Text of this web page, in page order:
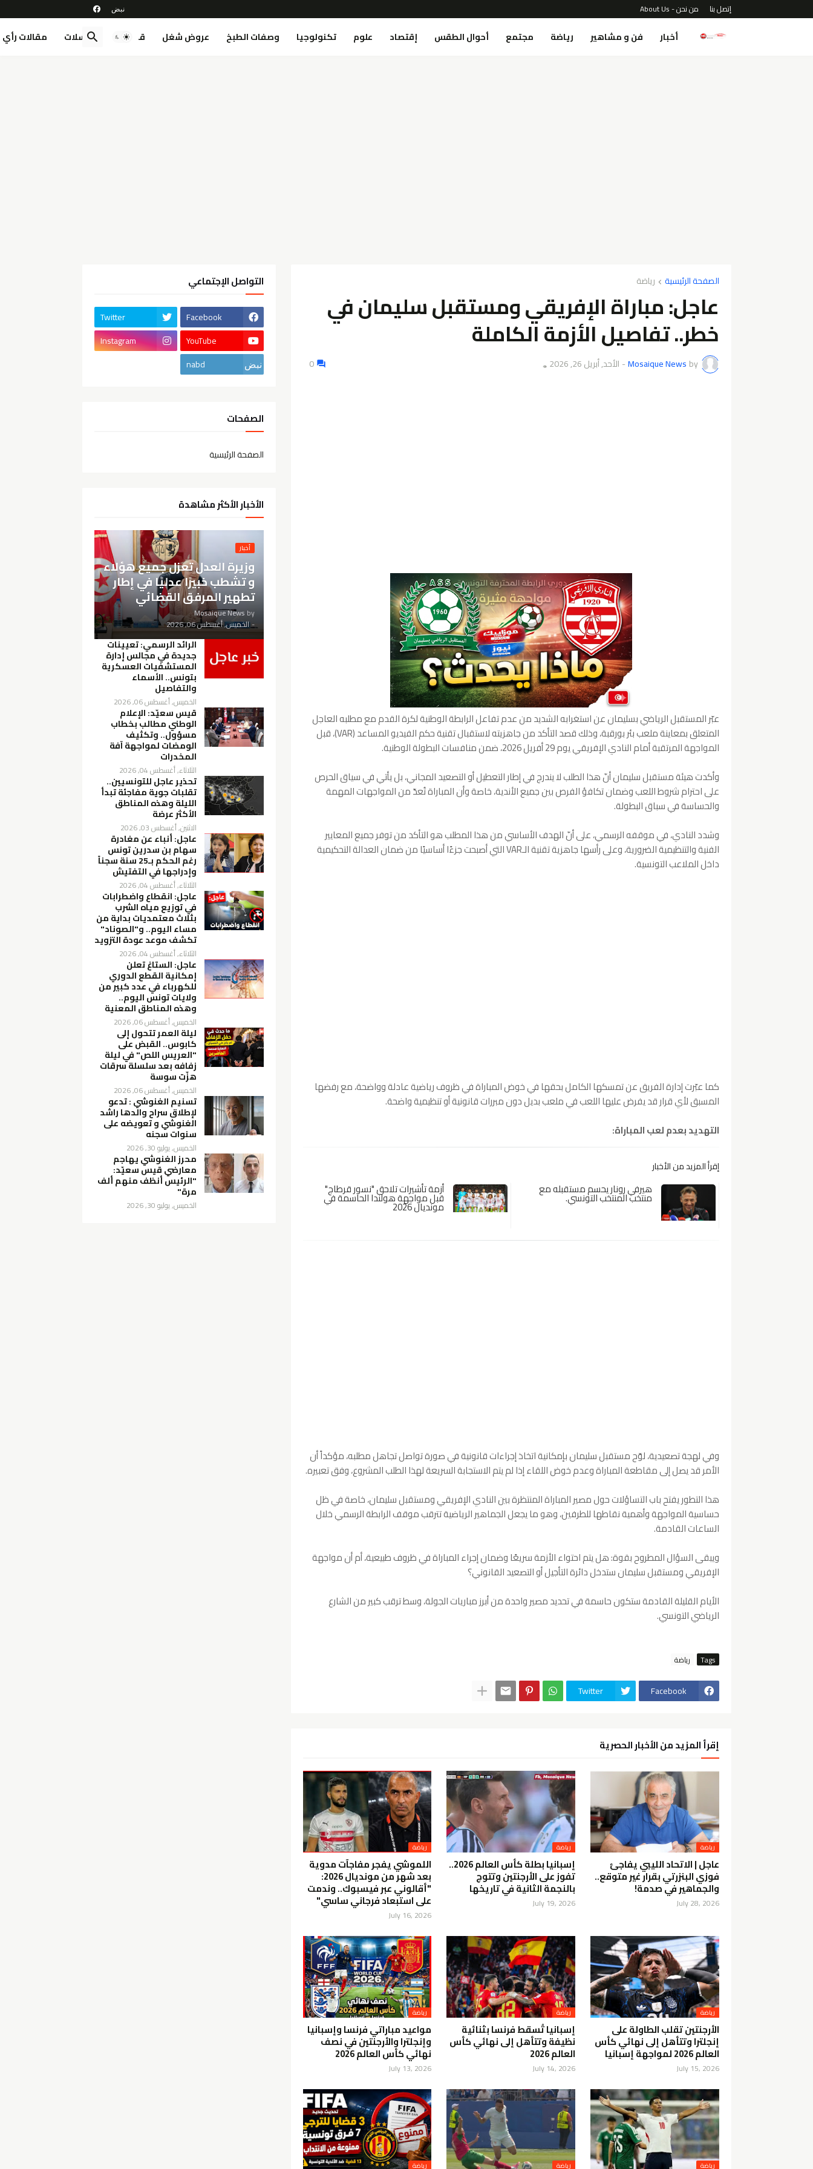
إتصل بنا من نحن - About Us
أخبار فن و مشاهير رياضة مجتمع أحوال الطقس إقتصاد علوم تكنولوجيا وصفات الطبخ عروض شغل قصص مسلسلات مقالات رأي
الصفحة الرئيسية رياضة
عاجل: مباراة الإفريقي ومستقبل سليمان في
خطر.. تفاصيل الأزمة الكاملة
by
Mosaique News
- الأحد, أبريل 26, 2026 👁️
0
عبّر المستقبل الرياضي بسليمان عن استغرابه الشديد من عدم تفاعل الرابطة الوطنية لكرة القدم مع مطلبه العاجل
المتعلق بمعاينة ملعب بئر بورقبة، وذلك قصد التأكد من جاهزيته لاستقبال تقنية حكم الفيديو المساعد (VAR)، قبل
المواجهة المرتقبة أمام النادي الإفريقي يوم 29 أفريل 2026، ضمن منافسات البطولة الوطنية.
وأكدت هيئة مستقبل سليمان أنّ هذا الطلب لا يندرج في إطار التعطيل أو التصعيد المجاني، بل يأتي في سياق الحرص
على احترام شروط اللعب وضمان تكافؤ الفرص بين جميع الأندية، خاصة وأن المباراة تُعدّ من المواجهات المهمة
والحساسة في سباق البطولة.
وشدد النادي، في موقفه الرسمي، على أنّ الهدف الأساسي من هذا المطلب هو التأكد من توفر جميع المعايير
الفنية والتنظيمية الضرورية، وعلى رأسها جاهزية تقنية الـVAR التي أصبحت جزءًا أساسيًا من ضمان العدالة التحكيمية
داخل الملاعب التونسية.
كما عبّرت إدارة الفريق عن تمسكها الكامل بحقها في خوض المباراة في ظروف رياضية عادلة وواضحة، مع رفضها
المسبق لأي قرار قد يفرض عليها اللعب في ملعب بديل دون مبررات قانونية أو تنظيمية واضحة.
التهديد بعدم لعب المباراة:
إقرأ المزيد من الأخبار
هيرفي رونار يحسم مستقبله مع
منتخب المنتخب التونسي.
أزمة تأشيرات تلاحق "نسور قرطاج"
قبل مواجهة هولندا الحاسمة في
مونديال 2026
وفي لهجة تصعيدية، لوّح مستقبل سليمان بإمكانية اتخاذ إجراءات قانونية في صورة تواصل تجاهل مطلبه، مؤكداً أن
الأمر قد يصل إلى مقاطعة المباراة وعدم خوض اللقاء إذا لم يتم الاستجابة السريعة لهذا الطلب المشروع، وفق تعبيره.
هذا التطور يفتح باب التساؤلات حول مصير المباراة المنتظرة بين النادي الإفريقي ومستقبل سليمان، خاصة في ظل
حساسية المواجهة وأهمية نقاطها للطرفين، وهو ما يجعل الجماهير الرياضية تترقب موقف الرابطة الرسمي خلال
الساعات القادمة.
ويبقى السؤال المطروح بقوة: هل يتم احتواء الأزمة سريعًا وضمان إجراء المباراة في ظروف طبيعية، أم أن مواجهة
الإفريقي ومستقبل سليمان ستدخل دائرة التأجيل أو التصعيد القانوني؟
الأيام القليلة القادمة ستكون حاسمة في تحديد مصير واحدة من أبرز مباريات الجولة، وسط ترقب كبير من الشارع
الرياضي التونسي.
Tags رياضة
Facebook
Twitter
إقرأ المزيد من الأخبار الحصرية
رياضة
عاجل | الاتحاد الليبي يفاجئ
فوزي البنزرتي بقرار غير متوقع..
والجماهير في صدمة!
July 28, 2026
رياضة
إسبانيا بطلة كأس العالم 2026..
تفوز على الأرجنتين وتتوج
بالنجمة الثانية في تاريخها
July 19, 2026
رياضة
اللموشي يفجر مفاجآت مدوية
بعد شهر من مونديال 2026:
"أقالوني عبر فيسبوك.. وندمت
على استبعاد فرجاني ساسي"
July 16, 2026
رياضة
الأرجنتين تقلب الطاولة على
إنجلترا وتتأهل إلى نهائي كأس
العالم 2026 لمواجهة إسبانيا
July 15, 2026
رياضة
إسبانيا تُسقط فرنسا بثنائية
نظيفة وتتأهل إلى نهائي كأس
العالم 2026
July 14, 2026
رياضة
مواعيد مباراتي فرنسا وإسبانيا
وإنجلترا والأرجنتين في نصف
نهائي كأس العالم 2026
July 13, 2026
رياضة رياضة رياضة
التواصل الإجتماعي
Facebook
Twitter
YouTube
Instagram
nabd
الصفحات
الصفحة الرئيسية
الأخبار الأكثر مشاهدة
أخبار
وزيرة العدل تعزل جميع هؤلاء
و تشطب خبيرًا عدليًا في إطار
تطهير المرفق القضائي
by
Mosaique News
-الخميس, أغسطس 06, 2026
الرائد الرسمي: تعيينات
جديدة في مجالس إدارة
المستشفيات العسكرية
بتونس.. الأسماء
والتفاصيل
الخميس, أغسطس 06, 2026
قيس سعيّد: الإعلام
الوطني مطالب بخطاب
مسؤول.. وتكثيف
الومضات لمواجهة آفة
المخدرات
الثلاثاء, أغسطس 04, 2026
تحذير عاجل للتونسيين..
تقلبات جوية مفاجئة تبدأ
الليلة وهذه المناطق
الأكثر عرضة
الاثنين, أغسطس 03, 2026
عاجل: أنباء عن مغادرة
سهام بن سدرين تونس
رغم الحكم بـ25 سنة سجناً
وإدراجها في التفتيش
الثلاثاء, أغسطس 04, 2026
عاجل: انقطاع واضطرابات
في توزيع مياه الشرب
بثلاث معتمديات بداية من
مساء اليوم.. و"الصوناد"
تكشف موعد عودة التزويد
الثلاثاء, أغسطس 04, 2026
عاجل: الستاغ تعلن
إمكانية القطع الدوري
للكهرباء في عدد كبير من
ولايات تونس اليوم..
وهذه المناطق المعنية
الخميس, أغسطس 06, 2026
ليلة العمر تتحول إلى
كابوس.. القبض على
"العريس اللص" في ليلة
زفافه بعد سلسلة سرقات
هزّت سوسة
الخميس, أغسطس 06, 2026
تسنيم الغنوشي : تدعو
لإطلاق سراح والدها راشد
الغنوشي و تعويضه على
سنوات سجنه
الخميس, يوليو 30, 2026
محرز الغنوشي يهاجم
معارضي قيس سعيّد:
"الرئيس أنظف منهم ألف
مرة"
الخميس, يوليو 30, 2026